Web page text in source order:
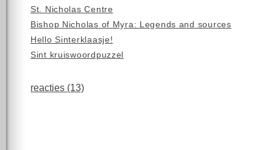
St. Nicholas Centre
Bishop Nicholas of Myra: Legends and sources
Hello Sinterklaasje!
Sint kruiswoordpuzzel
reacties (13)